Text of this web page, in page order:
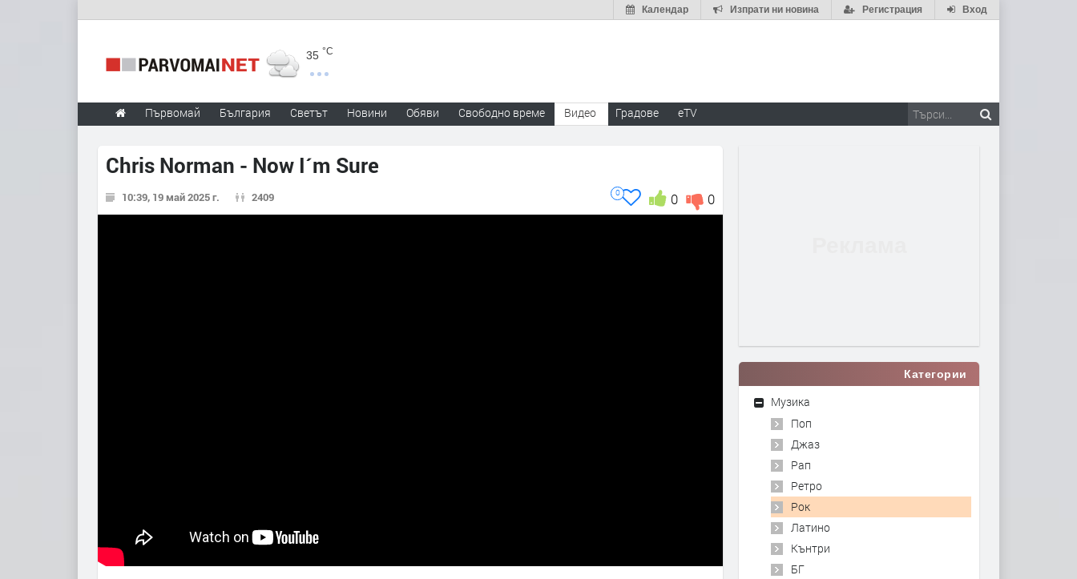
Вход
Регистрация
Изпрати ни новина
Календар
35 °C
Първомай България Светът Новини Обяви Свободно време Видео Градове eTV
Chris Norman - Now I´m Sure
10:39, 19 май 2025 г. 2409 0
0
0
Категории
Музика
Поп
Джаз
Рап
Ретро
Рок
Латино
Кънтри
БГ